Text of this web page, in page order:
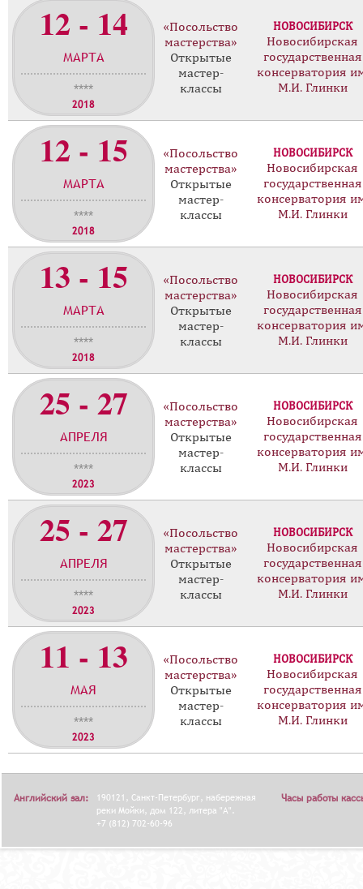
12 - 14
МАРТА
****
2018
«Посольство
мастерства»
Открытые
мастер-
классы
НОВОСИБИРСК
Новосибирская
государственная
консерватория
М.И. Глинки
12 - 15
МАРТА
****
2018
«Посольство
мастерства»
Открытые
мастер-
классы
НОВОСИБИРСК
Новосибирская
государственная
консерватория
М.И. Глинки
13 - 15
МАРТА
****
2018
«Посольство
мастерства»
Открытые
мастер-
классы
НОВОСИБИРСК
Новосибирская
государственная
консерватория
М.И. Глинки
25 - 27
АПРЕЛЯ
****
2023
«Посольство
мастерства»
Открытые
мастер-
классы
НОВОСИБИРСК
Новосибирская
государственная
консерватория
М.И. Глинки
25 - 27
АПРЕЛЯ
****
2023
«Посольство
мастерства»
Открытые
мастер-
классы
НОВОСИБИРСК
Новосибирская
государственная
консерватория
М.И. Глинки
11 - 13
МАЯ
****
2023
«Посольство
мастерства»
Открытые
мастер-
классы
НОВОСИБИРСК
Новосибирская
государственная
консерватория
М.И. Глинки
Английский зал:
190121, Санкт-Петербург, набережная
реки Мойки, дом 122, литера "А".
+7 (812) 702-60-96
Часы работы